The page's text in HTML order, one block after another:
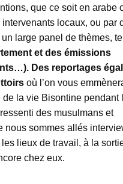
que ce soit en arabe
locaux, ou par
large panel de thèmes,
et des émissions
Des reportages
où l’on vous
de la vie Bisontine pendant
des musulmans et
nous sommes allés
les lieux de travail, à la
chez eux.